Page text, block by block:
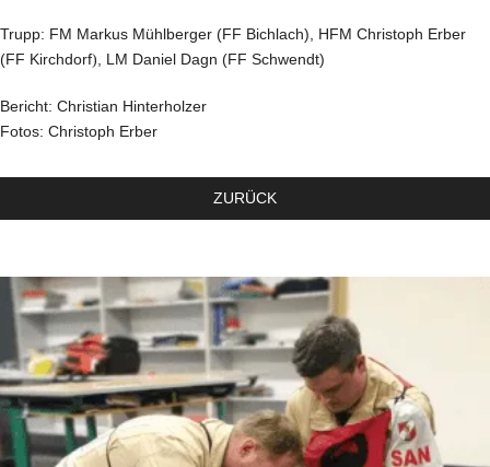
Trupp: FM Markus Mühlberger (FF Bichlach), HFM Christoph Erber
(FF Kirchdorf) , LM Daniel Dagn (FF Schwendt)
Bericht: Christian Hinterholzer
Fotos: Christoph Erber
ZURÜCK